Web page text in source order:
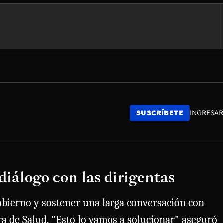
SUSCRÍBETE INGRESAR
con las dirigentas
y sostener una larga conversación con
Salud. "Esto lo vamos a solucionar" aseguró